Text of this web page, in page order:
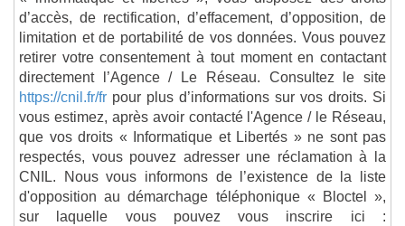
d’accès, de rectification, d’effacement, d’opposition, de
limitation et de portabilité de vos données. Vous pouvez
retirer votre consentement à tout moment en contactant
directement l’Agence / Le Réseau. Consultez le site
https://cnil.fr/fr pour plus d’informations sur vos droits. Si
vous estimez, après avoir contacté l'Agence / le Réseau,
que vos droits « Informatique et Libertés » ne sont pas
respectés, vous pouvez adresser une réclamation à la
CNIL. Nous vous informons de l’existence de la liste
d'opposition au démarchage téléphonique « Bloctel »,
sur laquelle vous pouvez vous inscrire ici :